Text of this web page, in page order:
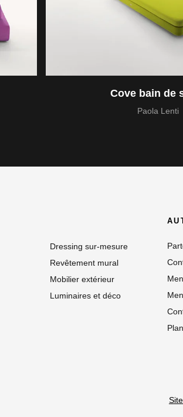
Cove bain de
Paola Lenti
Dressing sur-mesure
Revêtement mural
Mobilier extérieur
Luminaires et déco